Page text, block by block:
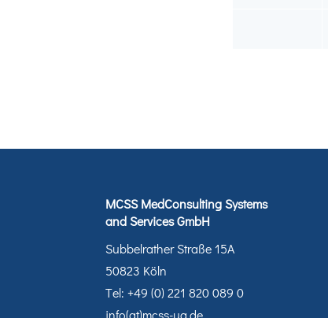
MCSS MedConsulting Systems
and Services GmbH
Subbelrather Straße 15A
50823 Köln
Tel: +49 (0) 221 820 089 0
info(at)mcss-ug.de